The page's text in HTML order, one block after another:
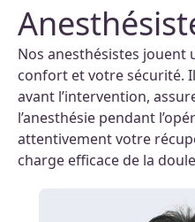
Nos anesthésistes jouent
confort et votre sécurité.
avant l’intervention,
l’anesthésie pendant
attentivement votre
charge efficace de la